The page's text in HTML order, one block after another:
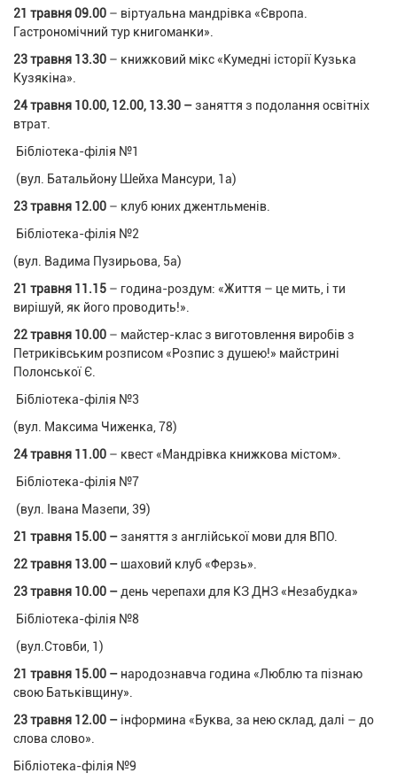
21 травня 09.00 – віртуальна мандрівка «Європа.
Гастрономічний тур книгоманки».
23 травня 13.30 – книжковий мікс «Кумедні історії Кузька
Кузякіна».
24 травня 10.00, 12.00, 13.30 – заняття з подолання освітніх
втрат.
Бібліотека-філія №1
(вул. Батальйону Шейха Мансури, 1а)
23 травня 12.00 – клуб юних джентльменів.
Бібліотека-філія №2
(вул. Вадима Пузирьова, 5а)
21 травня 11.15 – година-роздум: «Життя – це мить, і ти
вирішуй, як його проводить!».
22 травня 10.00 – майстер-клас з виготовлення виробів з
Петриківським розписом «Розпис з душею!» майстрині
Полонської Є.
Бібліотека-філія №3
(вул. Максима Чиженка, 78)
24 травня 11.00 – квест «Мандрівка книжкова містом».
Бібліотека-філія №7
(вул. Івана Мазепи, 39)
21 травня 15.00 – заняття з англійської мови для ВПО.
22 травня 13.00 – шаховий клуб «Ферзь».
23 травня 10.00 –день черепахи для КЗ ДНЗ «Незабудка»
Бібліотека-філія №8
(вул.Стовби, 1)
21 травня 15.00 – народознавча година «Люблю та пізнаю
свою Батьківщину».
23 травня 12.00 – інформина «Буква, за нею склад, далі – до
слова слово».
Бібліотека-філія №9